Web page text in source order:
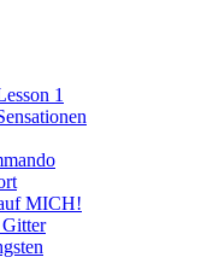
1
MICH!